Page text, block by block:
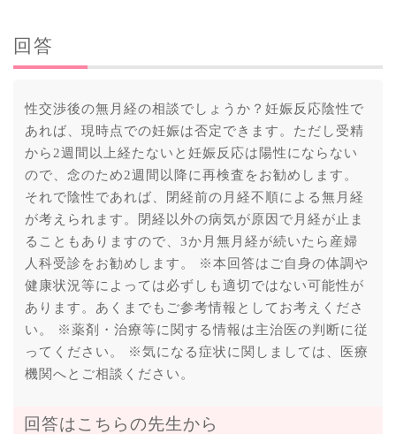
回答
性交渉後の無月経の相談でしょうか？妊娠反応陰性で
あれば、現時点での妊娠は否定できます。ただし受精
から2週間以上経たないと妊娠反応は陽性にならない
ので、念のため2週間以降に再検査をお勧めします。
それで陰性であれば、閉経前の月経不順による無月経
が考えられます。閉経以外の病気が原因で月経が止ま
ることもありますので、3か月無月経が続いたら産婦
人科受診をお勧めします。 ※本回答はご自身の体調や
健康状況等によっては必ずしも適切ではない可能性が
あります。あくまでもご参考情報としてお考えくださ
い。 ※薬剤・治療等に関する情報は主治医の判断に従
ってください。 ※気になる症状に関しましては、医療
機関へとご相談ください。
回答はこちらの先生から